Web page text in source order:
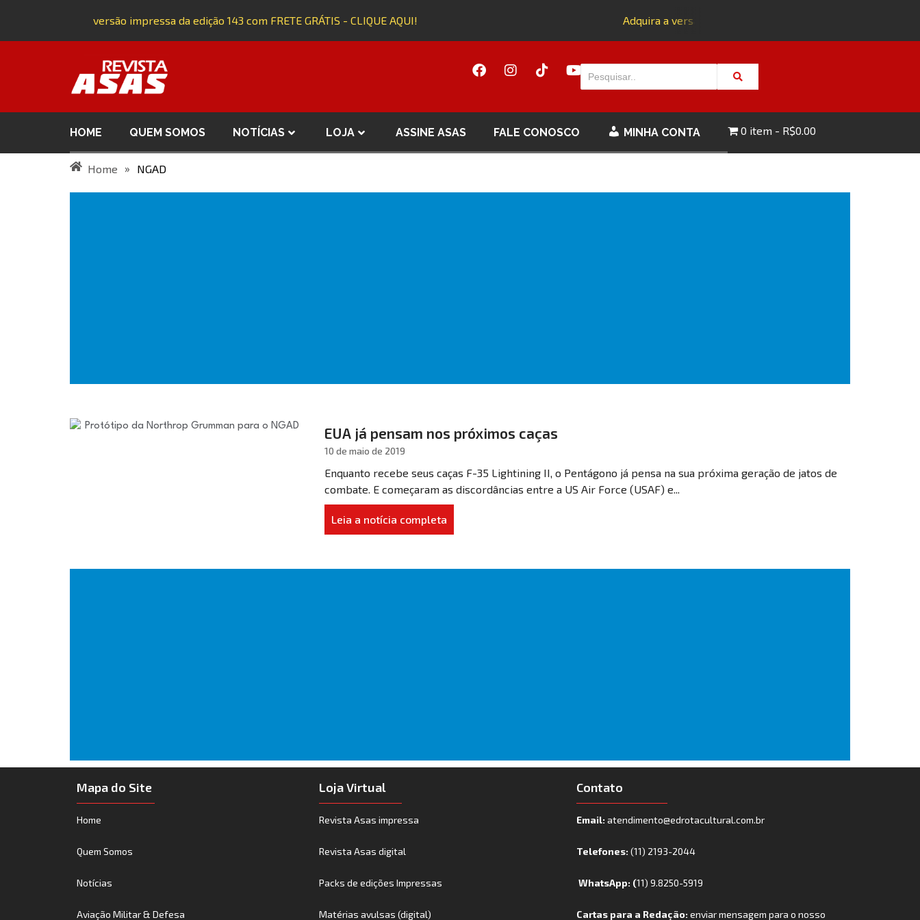
Adquira a versão impressa da edição 143 com FRETE GRÁTIS - CLIQUE AQUI! Adquira a versão impressa da edição 143 com FRETE GRÁTIS
HOME QUEM SOMOS NOTÍCIAS LOJA ASSINE ASAS FALE CONOSCO MINHA CONTA 0 item R$0.00
Home » NGAD
EUA já pensam nos próximos caças
10 de maio de 2019
Enquanto recebe seus caças F-35 Lightining II, o Pentágono já pensa na sua próxima geração de jatos de
combate. E começaram as discordâncias entre a US Air Force (USAF) e...
Leia a notícia completa
Mapa do Site
Home
Quem Somos
Notícias
Aviação Militar & Defesa
Loja Virtual
Revista Asas impressa
Revista Asas digital
Packs de edições Impressas
Matérias avulsas (digital)
Contato
Email:atendimento@edrotacultural.com.br
Telefones:(11) 2193-2044
WhatsApp: (11) 9.8250-5919
Cartas para a Redação:enviar mensagem para o nosso